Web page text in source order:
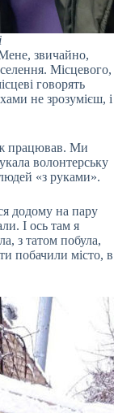
звичайно,
Місцевого,
говорять
не зрозумієш, і
працював. Ми
волонтерську
«з руками».
додому на пару
І ось там я
з татом побула,
побачили місто, в